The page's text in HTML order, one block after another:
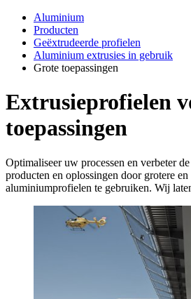
Aluminium
Producten
Geëxtrudeerde profielen
Aluminium extrusies in gebruik
Grote toepassingen
Extrusieprofielen
toepassingen
Optimaliseer uw processen en verbeter
producten en oplossingen door grotere en
aluminiumprofielen te gebruiken. Wij